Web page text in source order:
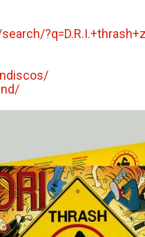
?q=D.R.I.+thrash+